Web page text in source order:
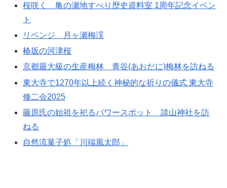
桜咲く 亀の瀬地すべり歴史資料室 1周年記念イベン
ト
リベンジ 月ヶ瀬梅渓
椿坂の河津桜
京都最大級の生産梅林 青谷(あおだに)梅林を訪ねる
東大寺で1270年以上続く神秘的な祈りの儀式 東大寺
修二会2025
藤原氏の始祖を祀るパワースポット 談山神社を訪
ねる
自然流菓子処「川端風太郎」